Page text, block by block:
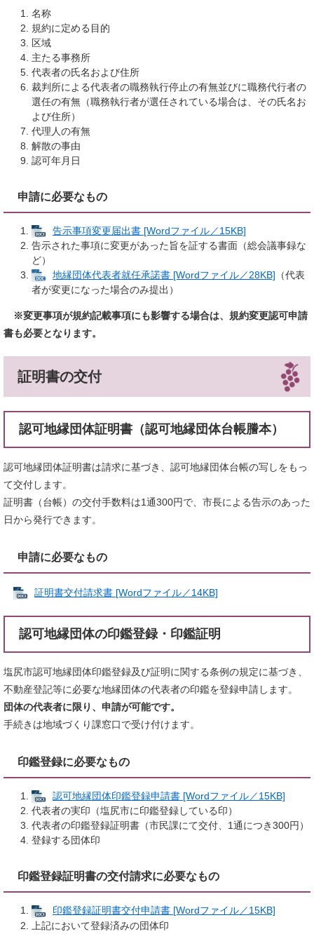
名称
規約に定める目的
区域
主たる事務所
代表者の氏名および住所
裁判所による代表者の職務執行停止の有無並びに職務代行者の
選任の有無（職務執行者が選任されている場合は、その氏名お
よび住所）
代理人の有無
解散の事由
認可年月日
申請に必要なもの
告示事項変更届出書 [Wordファイル／15KB]
告示された事項に変更があった旨を証する書面（総会議事録な
ど）
地縁団体代表者就任承諾書 [Wordファイル／28KB] （代表
者が変更になった場合のみ提出）
※変更事項が規約記載事項にも影響する場合は、規約変更認可申請
書も必要となります。
証明書の交付
認可地縁団体証明書（認可地縁団体台帳謄本）
認可地縁団体証明書は請求に基づき、認可地縁団体台帳の写しをもっ
て交付します。
証明書（台帳）の交付手数料は1通300円で、市長による告示のあった
日から発行できます。
申請に必要なもの
証明書交付請求書 [Wordファイル／14KB]
認可地縁団体の印鑑登録・印鑑証明
塩尻市認可地縁団体印鑑登録及び証明に関する条例の規定に基づき、
不動産登記等に必要な地縁団体の代表者の印鑑を登録申請します。
団体の代表者に限り、申請が可能です。
手続きは地域づくり課窓口で受け付けます。
印鑑登録に必要なもの
認可地縁団体印鑑登録申請書 [Wordファイル／15KB]
代表者の実印（塩尻市に印鑑登録している印）
代表者の印鑑登録証明書（市民課にて交付、1通につき300円）
登録する団体印
印鑑登録証明書の交付請求に必要なもの
印鑑登録証明書交付申請書 [Wordファイル／15KB]
上記において登録済みの団体印